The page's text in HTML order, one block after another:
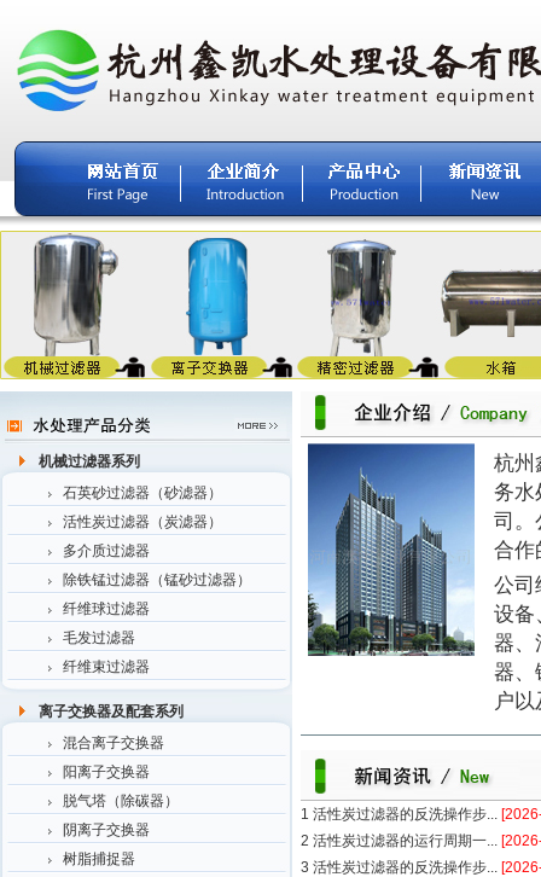
机械过滤器系列
石英砂过滤器（砂滤器）
活性炭过滤器（炭滤器）
多介质过滤器
除铁锰过滤器（锰砂过滤器）
纤维球过滤器
毛发过滤器
纤维束过滤器
离子交换器及配套系列
混合离子交换器
阳离子交换器
脱气塔（除碳器）
阴离子交换器
树脂捕捉器
杭州
务水
司。
合作
公司
设备
器、
器、
户
1 活性炭过滤器的反洗操作步...
2 活性炭过滤器的运行周期一...
3 活性炭过滤器的反洗操作步...